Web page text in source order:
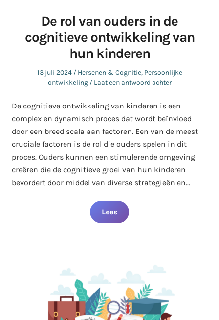
De rol van ouders in de
cognitieve ontwikkeling van
hun kinderen
Geplaatst
13 juli 2024
Geplaatst
in
Hersenen & Cognitie, Persoonlijke
ontwikkeling
Laat een antwoord achter
De cognitieve ontwikkeling van kinderen is een
complex en dynamisch proces dat wordt beïnvloed
door een breed scala aan factoren. Een van de meest
cruciale factoren is de rol die ouders spelen in dit
proces. Ouders kunnen een stimulerende omgeving
creëren die de cognitieve groei van hun kinderen
bevordert door middel van diverse strategieën en…
Lees